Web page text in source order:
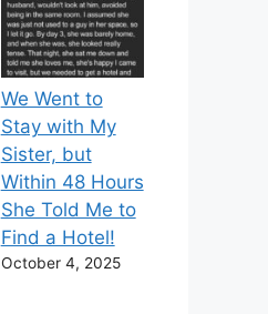
We Went to
Stay with My
Sister, but
Within 48 Hours
She Told Me to
Find a Hotel!
October 4, 2025